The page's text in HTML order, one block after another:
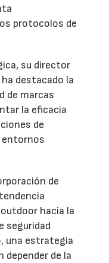
protocolos de
su director
destacado la
de marcas
la eficacia
de
entornos
de
hacia la
seguridad
una estrategia
depender de la